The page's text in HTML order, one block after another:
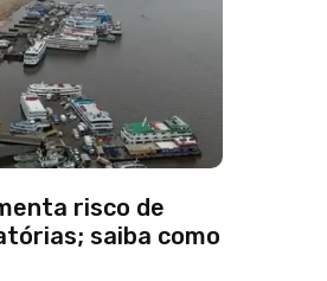
risco de
saiba como